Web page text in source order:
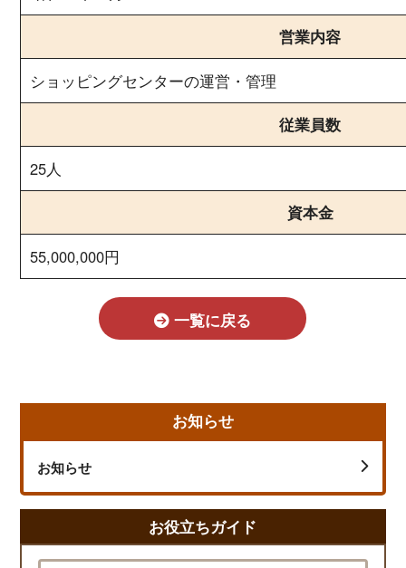
営業内容
ショッピングセンターの運営・管理
従業員数
25人
資本金
55,000,000円
一覧に戻る
お知らせ
お知らせ
お役立ちガイド